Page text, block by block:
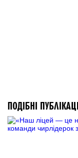
ПОДІБНІ ПУБЛІКАЦІЇ